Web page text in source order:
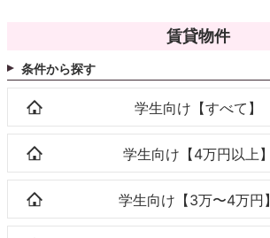
賃貸物件
条件から探す
学生向け【すべて】
学生向け【4万円以上】
学生向け【3万〜4万円】